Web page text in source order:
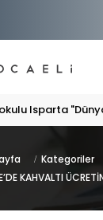
Kategoriler
KAHVALTI